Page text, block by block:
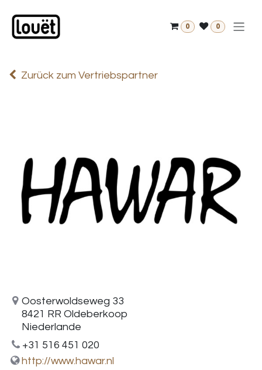
0 0
Zurück zum Vertriebspartner
Oosterwoldseweg 33
8421 RR Oldeberkoop
Niederlande
+31 516 451 020
http://www.hawar.nl